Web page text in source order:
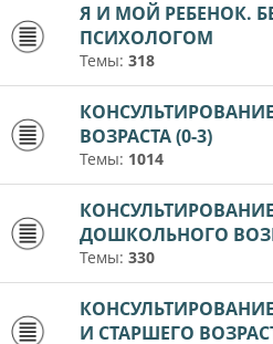
Я И МОЙ РЕБЕНОК.
ПСИХОЛОГОМ
Темы: 318
ВОЗРАСТА (0-3)
Темы: 1014
ДОШКОЛЬНОГО
Темы: 330
И СТАРШЕГО